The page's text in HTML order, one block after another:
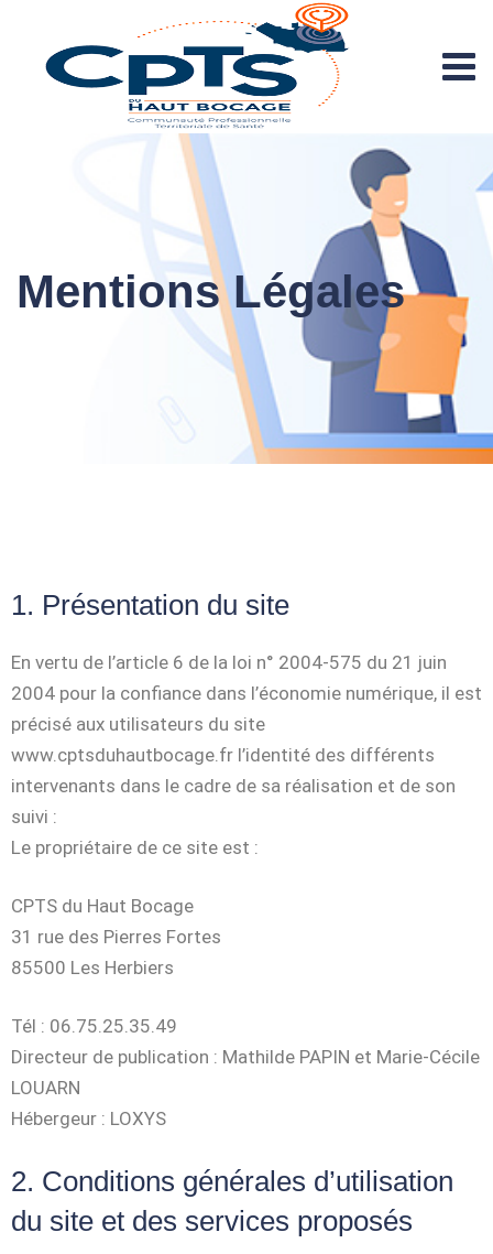
Mentions Légales
1. Présentation du site
En vertu de l’article 6 de la loi n° 2004-575 du 21 juin
2004 pour la confiance dans l’économie numérique, il est
précisé aux utilisateurs du site
www.cptsduhautbocage.fr l’identité des différents
intervenants dans le cadre de sa réalisation et de son
suivi :
Le propriétaire de ce site est :
CPTS du Haut Bocage
31 rue des Pierres Fortes
85500 Les Herbiers
Tél : 06.75.25.35.49
Directeur de publication : Mathilde PAPIN et Marie-Cécile
LOUARN
Hébergeur : LOXYS
2. Conditions générales d’utilisation
du site et des services proposés